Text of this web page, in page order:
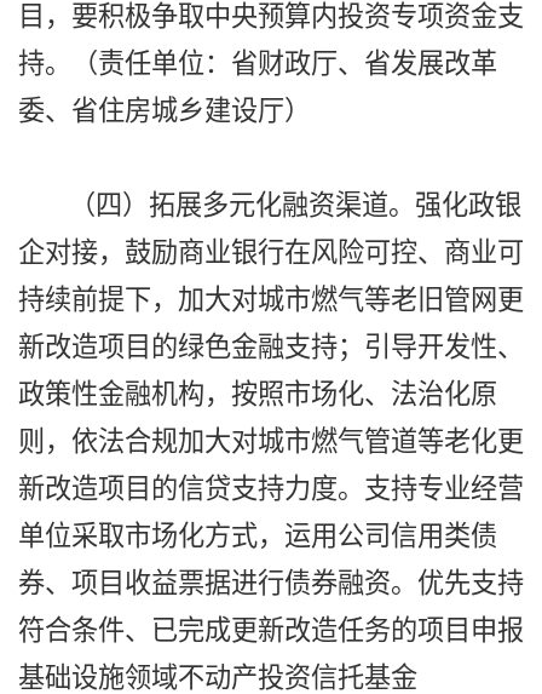
目，要积极争取中央预算内投资专项资金支
持。（责任单位：省财政厅、省发展改革
委、省住房城乡建设厅）
（四）拓展多元化融资渠道。强化政银
企对接，鼓励商业银行在风险可控、商业可
持续前提下，加大对城市燃气等老旧管网更
新改造项目的绿色金融支持；引导开发性、
政策性金融机构，按照市场化、法治化原
则，依法合规加大对城市燃气管道等老化更
新改造项目的信贷支持力度。支持专业经营
单位采取市场化方式，运用公司信用类债
券、项目收益票据进行债券融资。优先支持
符合条件、已完成更新改造任务的项目申报
基础设施领域不动产投资信托基金